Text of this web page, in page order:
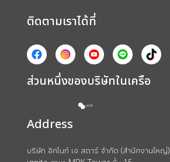
ติดตามเราได้ที่
ส่วนหนึ่งของบริษัทในเครือ
Address
บริษัท อิกไนท์ เอ สตาร์ จำกัด (สำนักงานใหญ่)